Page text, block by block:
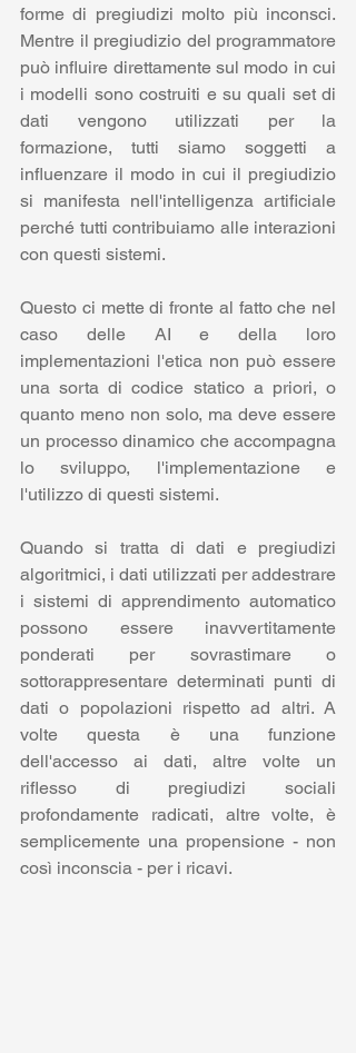
forme di pregiudizi molto più inconsci.
Mentre il pregiudizio del programmatore
può influire direttamente sul modo in cui
i modelli sono costruiti e su quali set di
dati vengono utilizzati per la
formazione, tutti siamo soggetti a
influenzare il modo in cui il pregiudizio
si manifesta nell'intelligenza artificiale
perché tutti contribuiamo alle interazioni
con questi sistemi.
Questo ci mette di fronte al fatto che nel
caso delle AI e della loro
implementazioni l'etica non può essere
una sorta di codice statico a priori, o
quanto meno non solo, ma deve essere
un processo dinamico che accompagna
lo sviluppo, l'implementazione e
l'utilizzo di questi sistemi.
Quando si tratta di dati e pregiudizi
algoritmici, i dati utilizzati per addestrare
i sistemi di apprendimento automatico
possono essere inavvertitamente
ponderati per sovrastimare o
sottorappresentare determinati punti di
dati o popolazioni rispetto ad altri. A
volte questa è una funzione
dell'accesso ai dati, altre volte un
riflesso di pregiudizi sociali
profondamente radicati, altre volte, è
semplicemente una propensione - non
così inconscia - per i ricavi.